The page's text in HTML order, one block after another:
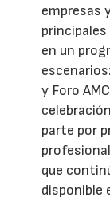
empresas
en un
y Foro
parte por
que
disponible